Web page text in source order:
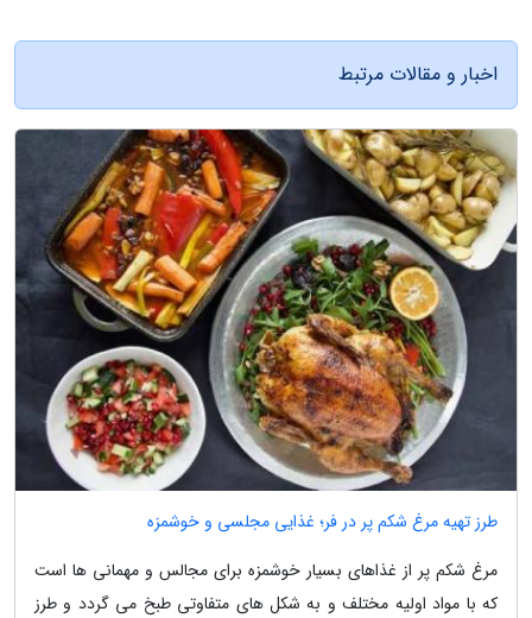
اخبار و مقالات مرتبط
طرز تهیه مرغ شکم پر در فر؛ غذایی مجلسی و خوشمزه
مرغ شکم پر از غذاهای بسیار خوشمزه برای مجالس و مهمانی ها است
که با مواد اولیه مختلف و به شکل های متفاوتی طبخ می گردد و طرز